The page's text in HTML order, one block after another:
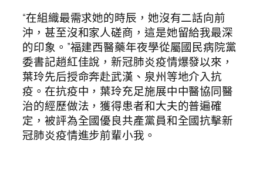
“在組織最需求她的時辰，她沒有二話向前
沖，甚至沒和家人磋商，這是她留給我最深
的印象。”福建西醫藥年夜學從屬國民病院黨
委書記趙紅佳說，新冠肺炎疫情爆發以來，
葉玲先后授命奔赴武漢、泉州等地介入抗
疫。在抗疫中，葉玲充足施展中中醫協同醫
治的經歷做法，獲得患者和大夫的普遍確
定，被評為全國優良共產黨員和全國抗擊新
冠肺炎疫情進步前輩小我。